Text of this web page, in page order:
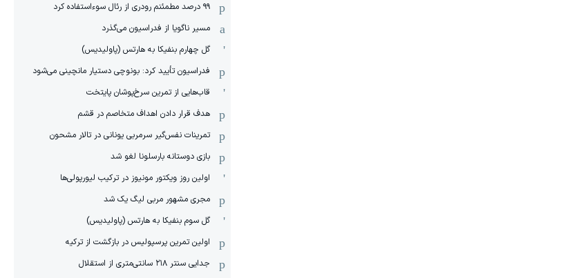
۹۹ درصد مطمئنم رودری از رئال سوءاستفاده کرد
مسیر ناگویا از فدراسیون می‌گذرد
گل چهارم بنفیکا به هارتس (پاولیدیس)
فدراسیون تأیید کرد: بونوچی دستیار مانچینی می‌شود
قاب‌هایی از تمرین سرخ‌پوشان پایتخت
هدف قرار دادن اهداف متخاصم در قشم
‏تمرینات نفس‌گیر سرمربی یونانی در تالار مشحون
بازی دوستانه بارسلونا لغو شد
اولین روز ویکتور مونیوز در ترکیب لیورپولی‌ها
مجری مشهور مربی لیگ یک شد
گل سوم بنفیکا به هارتس (پاولیدیس)
اولین تمرین پرسپولیس در بازگشت از ترکیه
جدایی سنتر ۲۱۸ سانتی‌متری از استقلال